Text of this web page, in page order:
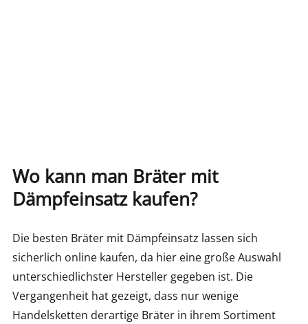
Wo kann man Bräter mit
Dämpfeinsatz kaufen?
Die besten Bräter mit Dämpfeinsatz lassen sich
sicherlich online kaufen, da hier eine große Auswahl
unterschiedlichster Hersteller gegeben ist. Die
Vergangenheit hat gezeigt, dass nur wenige
Handelsketten derartige Bräter in ihrem Sortiment